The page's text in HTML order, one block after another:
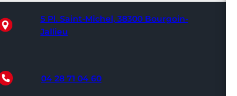
5 Pl. Saint-Michel, 38300 Bourgoin-
Jallieu
04 28 71 04 60